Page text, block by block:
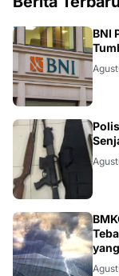
BNI
BNI
JAKSEL
NASIONAL